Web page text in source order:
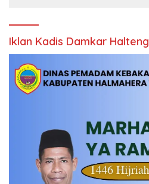
Iklan Kadis Damkar Halteng